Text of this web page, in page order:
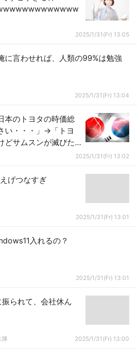
2025/1/31(Fr) 13:05
に言わせれば、人類の99%は勉強
2025/1/31(Fr) 13:04
本のトヨタの時価総
い・・・」→「トヨ
どサムスンが滅びた
2025/1/31(Fr) 13:02
げつなすぎ
2025/1/31(Fr) 13:01
入れるの？
2025/1/31(Fr) 13:01
られて、会社休ん
隊 2025/1/31(Fr) 13:00